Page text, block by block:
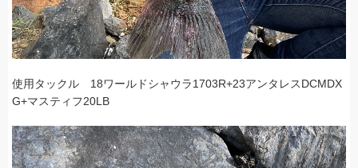
使用タックル 18ワールドシャウラ1703R+23アンタレスDCMDX
G+マスティフ20LB